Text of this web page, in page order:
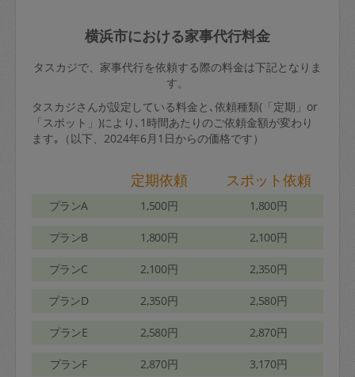
横浜市における家事代行料金
タスカジで、家事代行を依頼する際の料金は下記となりま
す。
タスカジさんが設定している料金と､依頼種類(「定期」or
「スポット」)により､1時間あたりのご依頼金額が変わり
ます｡（以下、2024年6月1日からの価格です）
定期依頼 スポット依頼
プランA 1,500円 1,800円
プランB 1,800円 2,100円
プランC 2,100円 2,350円
プランD 2,350円 2,580円
プランE 2,580円 2,870円
プランF 2,870円 3,170円